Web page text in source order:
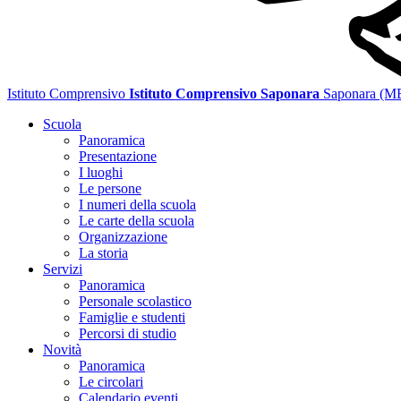
Istituto Comprensivo Istituto Comprensivo Saponara Saponara
Scuola
Panoramica
Presentazione
I luoghi
Le persone
I numeri della scuola
Le carte della scuola
Organizzazione
La storia
Servizi
Panoramica
Personale scolastico
Famiglie e studenti
Percorsi di studio
Novità
Panoramica
Le circolari
Calendario eventi